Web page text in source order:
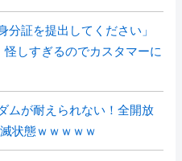
分証を提出してください」
しすぎるのでカスタマーに
ムが耐えられない！全開放
状態ｗｗｗｗｗ